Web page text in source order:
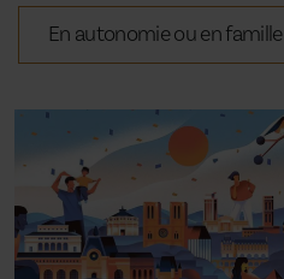
En autonomie ou en famille